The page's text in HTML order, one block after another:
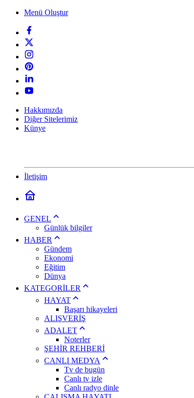
Menü Oluştur
Hakkımızda
Diğer Sitelerimiz
Künye
İletişim
GENEL
Günlük bilgiler
HABER
Gündem
Ekonomi
Eğitim
Dünya
KATEGORİLER
HAYAT
Başarı hikayeleri
ALIŞVERİŞ
ADALET
Noterler
ŞEHİR REHBERİ
CANLI MEDYA
Tv de bugün
Canlı tv izle
Canlı radyo dinle